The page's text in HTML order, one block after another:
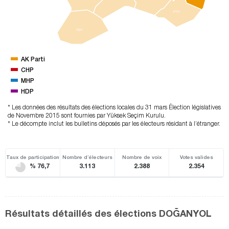
DŞH
PTR
AK Parti
CHP
MHP
HDP
* Les données des résultats des élections locales du 31 mars Élection législatives
de Novembre 2015 sont fournies par Yüksek Seçim Kurulu.
* Le décompte inclut les bulletins déposés par les électeurs résidant à l’étranger.
Taux de participation
% 76,7
Nombre d’électeurs
3.113
Nombre de voix
2.388
Votes valides
2.354
Résultats détaillés des élections DOĞANYOL